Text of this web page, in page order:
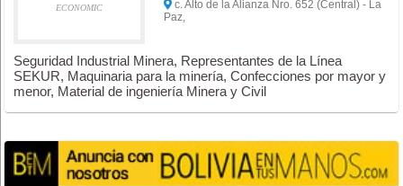
ECONOMIC
c. Alto de la Alianza Nro. 652 (Central) - La
Paz,
Seguridad Industrial Minera, Representantes de la Línea
SEKUR, Maquinaria para la minería, Confecciones por mayor y
menor, Material de ingeniería Minera y Civil